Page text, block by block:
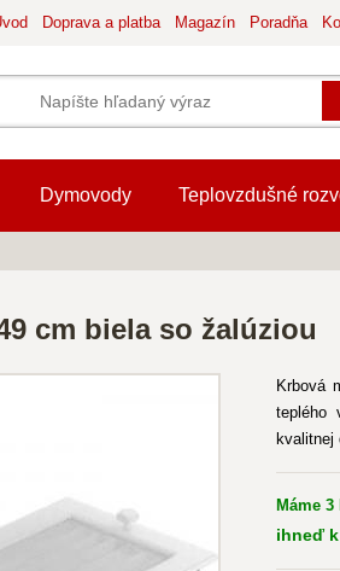
Doprava a platba Magazín Poradňa
Dymovody Teplovzdušné
cm biela so žalúziou
Krbová
teplého
kvalitnej
Máme
ihneď